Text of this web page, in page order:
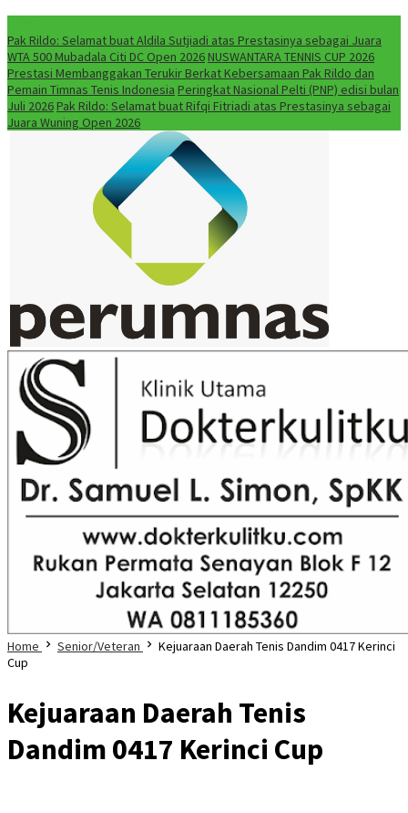
Pak Rildo: Selamat buat Aldila Sutjiadi atas Prestasinya sebagai Juara
WTA 500 Mubadala Citi DC Open 2026NUSWANTARA TENNIS CUP 2026
Prestasi Membanggakan Terukir Berkat Kebersamaan Pak Rildo dan
Pemain Timnas Tenis Indonesia Peringkat Nasional Pelti (PNP) edisi bulan
Juli 2026Pak Rildo: Selamat buat Rifqi Fitriadi atas Prestasinya sebagai
Juara Wuning Open 2026
Home Senior/Veteran
Kejuaraan Daerah Tenis Dandim 0417 Kerinci
Cup
Kejuaraan Daerah Tenis
Dandim 0417 Kerinci Cup